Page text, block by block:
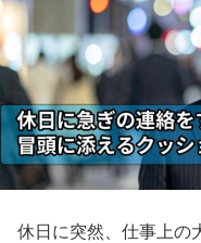
休日に突然、仕事上の